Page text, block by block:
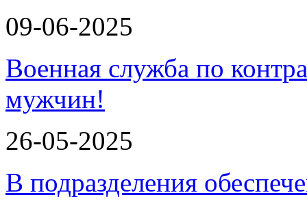
09-06-2025
Военная служба по
мужчин!
26-05-2025
В подразделения